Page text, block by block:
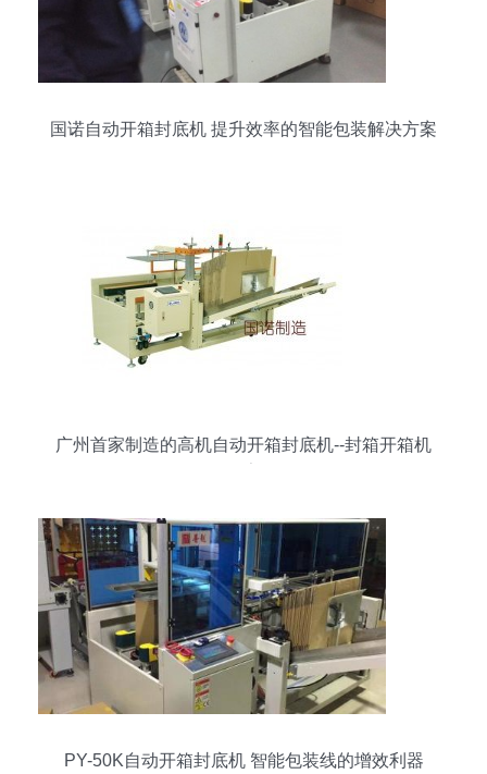
国诺自动开箱封底机 提升效率的智能包装解决方案
广州首家制造的高机自动开箱封底机--封箱开箱机
PY-50K自动开箱封底机 智能包装线的增效利器